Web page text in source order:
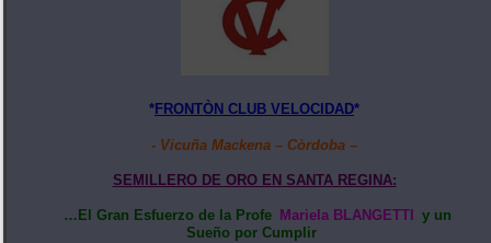
* FRONTÒN CLUB VELOCIDAD*
- Vicuña Mackena – Còrdoba –
SEMILLERO DE ORO EN SANTA REGINA:
…El Gran Esfuerzo de la Profe Mariela BLANGETTI
y un
Sueño por Cumplir